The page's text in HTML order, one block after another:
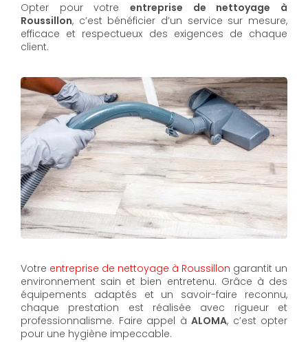
Opter pour votre entreprise de nettoyage à
Roussillon, c’est bénéficier d’un service sur mesure,
efficace et respectueux des exigences de chaque
client.
Votre entreprise de nettoyage à Roussillon garantit un
environnement sain et bien entretenu. Grâce à des
équipements adaptés et un savoir-faire reconnu,
chaque prestation est réalisée avec rigueur et
professionnalisme. Faire appel à ALOMA, c’est opter
pour une hygiène impeccable.